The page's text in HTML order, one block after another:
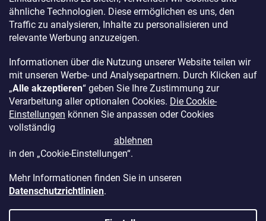
ähnliche Technologien. Diese ermöglichen es uns, den
Traffic zu analysieren, Inhalte zu personalisieren und
relevante Werbung anzuzeigen.
Informationen über die Nutzung unserer Website teilen wir
mit unseren Werbe- und Analysepartnern. Durch Klicken auf
„Alle akzeptieren“ geben Sie Ihre Zustimmung zur
Verarbeitung aller optionalen Cookies. Die Cookie-
Einstellungen können Sie anpassen oder Cookies
vollständig
ablehnen
in den „Cookie-Einstellungen“.
Mehr Informationen finden Sie in unseren
Datenschutzrichtlinien.
Datenschutz
Ethischer Kodex
Für Partner
Impressum
Über uns
Treueprogramm - bis zu 10% Rabatt
Größentabellen